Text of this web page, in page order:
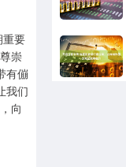
重要
崇
有傰
我们
向